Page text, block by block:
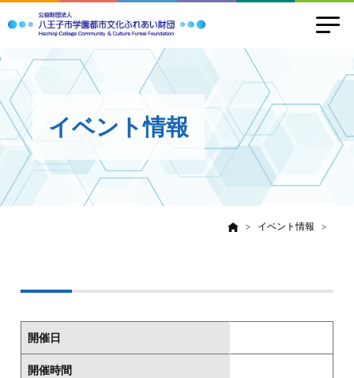
イベント情報
イベント情報
開催日
開催時間